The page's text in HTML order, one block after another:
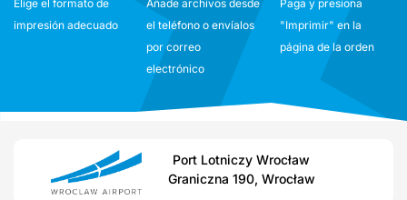
Elige el formato de
impresión adecuado
Añade archivos desde
el teléfono o envíalos
por correo
electrónico
Paga y presiona
"Imprimir" en la
página de la orden
Port Lotniczy Wrocław
Graniczna 190, Wrocław